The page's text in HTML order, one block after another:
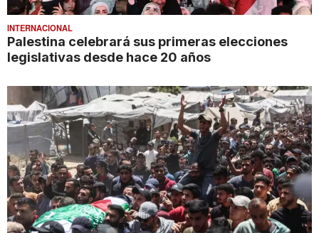
INTERNACIONAL
Palestina celebrará sus primeras elecciones
legislativas desde hace 20 años